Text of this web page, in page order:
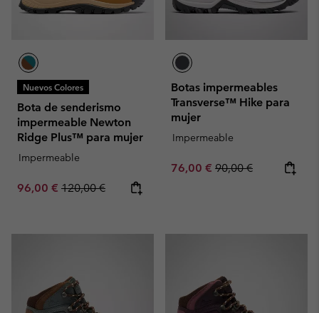
Nuevos Colores
Bota de senderismo
impermeable Newton
Ridge Plus™ para mujer
Impermeable
Sale price:
96,00 € Regular price:
120,00 €
Botas impermeables
Transverse™ Hike para
mujer
Impermeable
Sale price:
76,00 € Regular price:
90,00 €